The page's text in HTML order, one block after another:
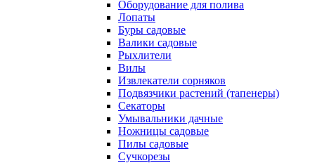
Оборудование для полива
Лопаты
Буры садовые
Валики садовые
Рыхлители
Вилы
Извлекатели сорняков
Подвязчики растений (тапенеры)
Секаторы
Умывальники дачные
Ножницы садовые
Пилы садовые
Сучкорезы